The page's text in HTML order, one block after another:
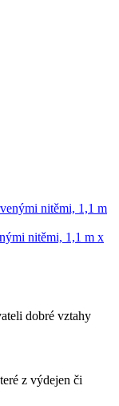
nitěmi, 1,1 m x
dobré vztahy
z výdejen či